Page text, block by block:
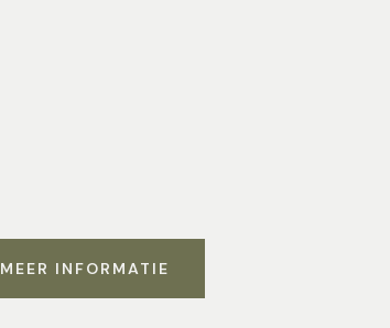
MEER INFORMATIE